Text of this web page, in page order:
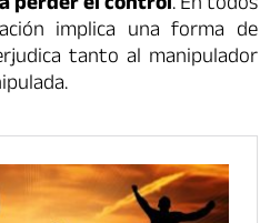
implica una forma de
tanto al manipulador